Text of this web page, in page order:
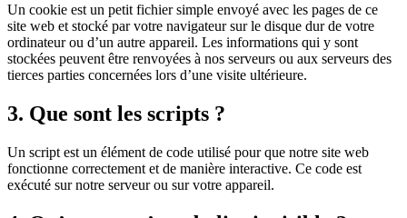
Un cookie est un petit fichier simple envoyé avec les pages de ce
site web et stocké par votre navigateur sur le disque dur de votre
ordinateur ou d’un autre appareil. Les informations qui y sont
stockées peuvent être renvoyées à nos serveurs ou aux serveurs des
tierces parties concernées lors d’une visite ultérieure.
3. Que sont les scripts ?
Un script est un élément de code utilisé pour que notre site web
fonctionne correctement et de manière interactive. Ce code est
exécuté sur notre serveur ou sur votre appareil.